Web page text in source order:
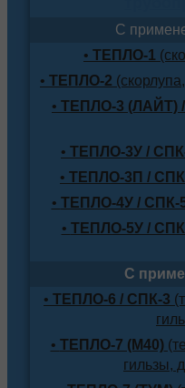
С
• ТЕПЛО-1
• ТЕПЛО-2
• ТЕПЛО-3 (ЛАЙТ)
• ТЕПЛО-3У /
• ТЕПЛО-3П /
• ТЕПЛО-4У / СПК-
• ТЕПЛО-5У /
С
• ТЕПЛО-6 / СПК-3
• ТЕПЛО-7 (М40)
гильзы,